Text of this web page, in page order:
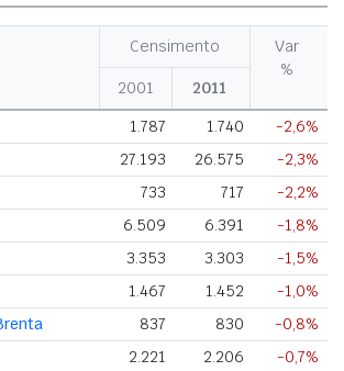
Censimento
Var
%
2001
2011
1.787 1.740
-2,6%
27.193 26.575
-2,3%
733 717
-2,2%
6.509 6.391
-1,8%
3.353 3.303
-1,5%
1.467 1.452
-1,0%
837 830
-0,8%
2.221 2.206
-0,7%